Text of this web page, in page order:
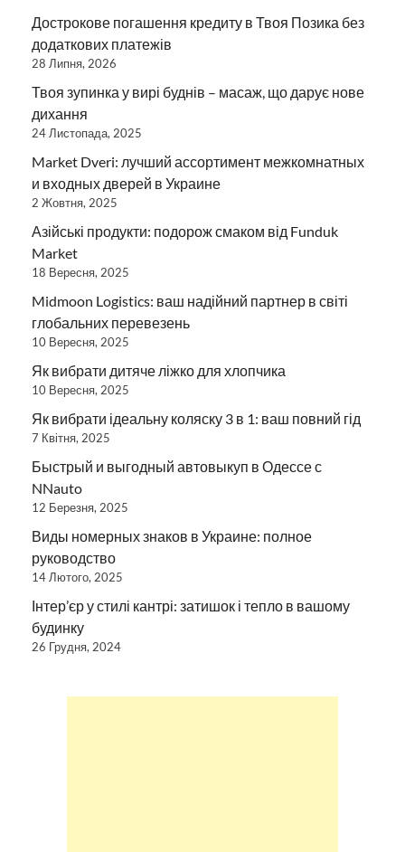
Дострокове погашення кредиту в Твоя Позика без
додаткових платежів
28 Липня, 2026
Твоя зупинка у вирі буднів – масаж, що дарує нове
дихання
24 Листопада, 2025
Market Dveri: лучший ассортимент межкомнатных
и входных дверей в Украине
2 Жовтня, 2025
Азійські продукти: подорож смаком від Funduk
Market
18 Вересня, 2025
Midmoon Logistics: ваш надійний партнер в світі
глобальних перевезень
10 Вересня, 2025
Як вибрати дитяче ліжко для хлопчика
10 Вересня, 2025
Як вибрати ідеальну коляску 3 в 1: ваш повний гід
7 Квітня, 2025
Быстрый и выгодный автовыкуп в Одессе с
NNauto
12 Березня, 2025
Виды номерных знаков в Украине: полное
руководство
14 Лютого, 2025
Інтер’єр у стилі кантрі: затишок і тепло в вашому
будинку
26 Грудня, 2024